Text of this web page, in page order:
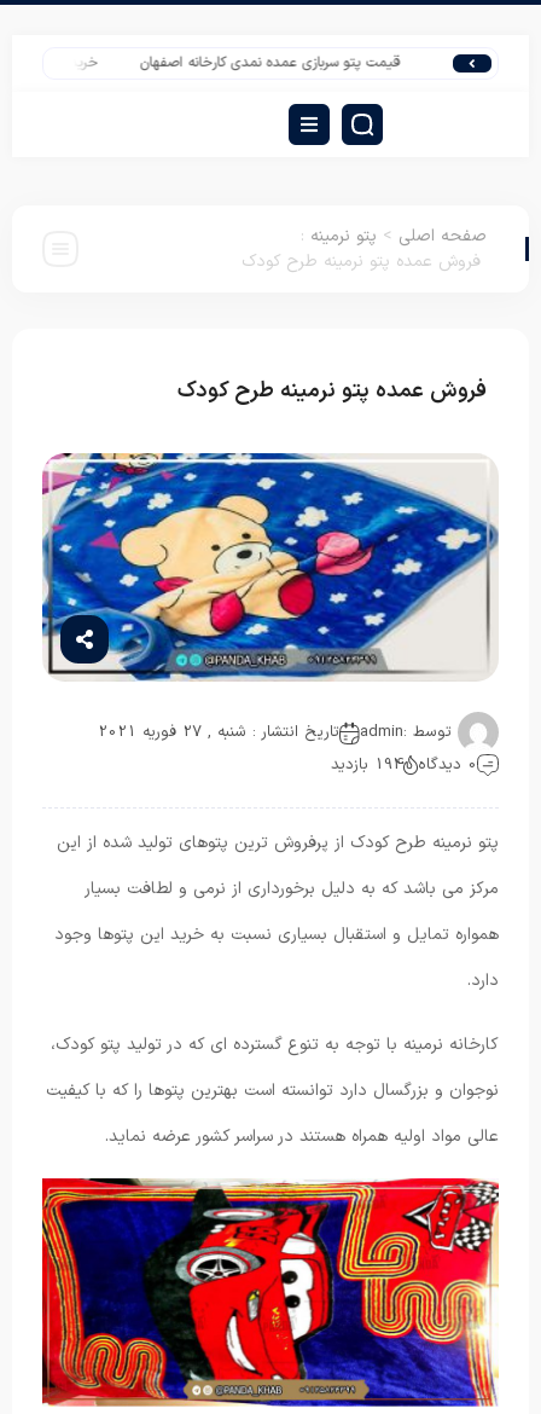
قیمت پتو سربازی عمده نمدی کارخانه اصفهان خرید روتختی عروس
صفحه اصلی > پتو نرمینه :
فروش عمده پتو نرمینه طرح کودک
فروش عمده پتو نرمینه طرح کودک
توسط :admin
تاریخ انتشار : شنبه , 27 فوریه 2021
0 دیدگاه
194 بازدید
پتو نرمینه طرح کودک از پرفروش ترین پتوهای تولید شده از این
مرکز می باشد که به دلیل برخورداری از نرمی و لطافت بسیار
همواره تمایل و استقبال بسیاری نسبت به خرید این پتوها وجود
دارد.
کارخانه نرمینه با توجه به تنوع گسترده ای که در تولید پتو کودک،
نوجوان و بزرگسال دارد توانسته است بهترین پتوها را که با کیفیت
عالی مواد اولیه همراه هستند در سراسر کشور عرضه نماید.